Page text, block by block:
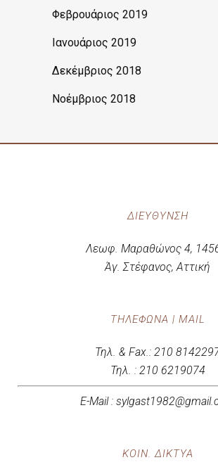
Φεβρουάριος 2019
Ιανουάριος 2019
Δεκέμβριος 2018
Νοέμβριος 2018
ΔΙΕΎΘΥΝΣΗ
Λεωφ. Μαραθώνος 4,
Άγ. Στέφανος, Αττική
ΤΗΛΈΦΩΝΑ | MAIL
Τηλ. & Fax.: 210
Τηλ. : 210 6219074
E-Mail :
ΚΟΙΝ. ΔΙΚΤΥΑ